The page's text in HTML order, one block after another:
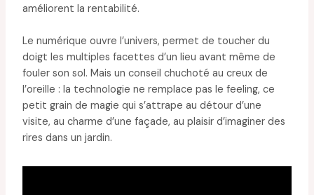
améliorent la rentabilité.
Le numérique ouvre l’univers, permet de toucher du
doigt les multiples facettes d’un lieu avant même de
fouler son sol. Mais un conseil chuchoté au creux de
l’oreille : la technologie ne remplace pas le feeling, ce
petit grain de magie qui s’attrape au détour d’une
visite, au charme d’une façade, au plaisir d’imaginer des
rires dans un jardin.